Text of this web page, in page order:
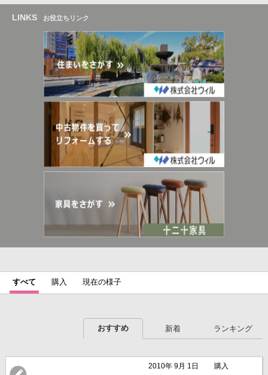
LINKS お役立ちリンク
すべて 購入 現在の様子
おすすめ 新着 ランキング
2010年 9月 1日
購入